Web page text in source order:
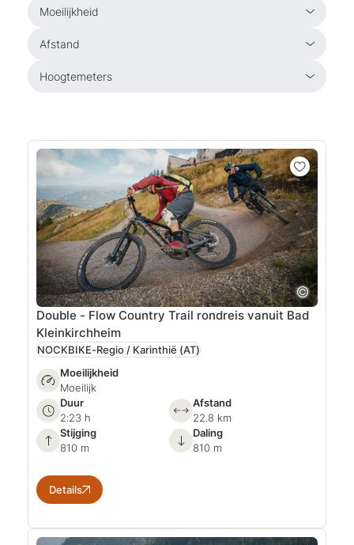
Moeilijkheid
Afstand
Hoogtemeters
Double - Flow Country Trail rondreis vanuit Bad
Kleinkirchheim
NOCKBIKE-Regio / Karinthië (AT)
Moeilijkheid
Moeilijk
Duur
2:23 h
Afstand
22.8 km
Stijging
810 m
Daling
810 m
Details